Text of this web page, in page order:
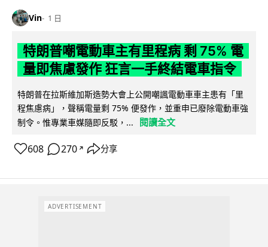
Vin 1 日
特朗普嘲電動車主有里程病 剩 75% 電
量即焦慮發作 狂言一手終結電車指令
特朗普在拉斯維加斯造勢大會上公開嘲諷電動車車主患有「里
程焦慮病」，聲稱電量剩 75% 便發作，並重申已廢除電動車強
制令。惟專業車媒隨即反駁，...
閱讀全文
608 270 ↗ 分享
ADVERTISEMENT